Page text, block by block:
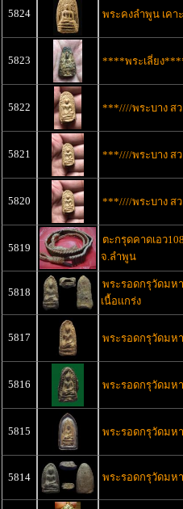
5824 พระคงลำพูน เคา
5823 ****พระเลี่ยง
5822 ***////พระบาง ส
5821 ***////พระบาง ส
5820 ***////พระบาง ส
5819
ตะกรุดคาดเอว
จ.ลำพูน
5818
พระรอดกรุวัดมห
เนื้อเเกร่ง
5817 พระรอดกรุวัดม
5816 พระรอดกรุวัดมห
5815 พระรอดกรุวัดม
5814 พระรอดกรุวัดมห